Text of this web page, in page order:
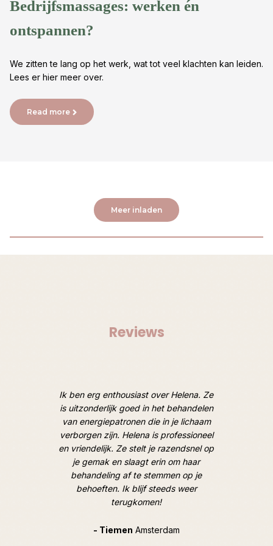
Bedrijfsmassages: werken én
ontspannen?
We zitten te lang op het werk, wat tot veel klachten kan leiden.
Lees er hier meer over.
Read more
Meer inladen
Reviews
Ik ben erg enthousiast over Helena. Ze
is uitzonderlijk goed in het behandelen
van energiepatronen die in je lichaam
verborgen zijn. Helena is professioneel
en vriendelijk. Ze stelt je razendsnel op
je gemak en slaagt erin om haar
behandeling af te stemmen op je
behoeften. Ik blijf steeds weer
terugkomen!
- Tiemen Amsterdam